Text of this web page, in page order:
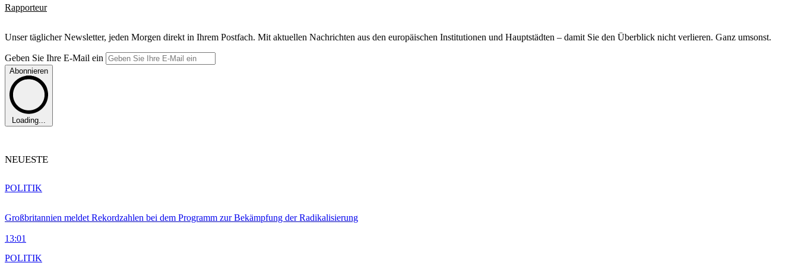
Rapporteur
Unser täglicher Newsletter, jeden Morgen direkt in Ihrem Postfach. Mit aktuellen Nachrichten aus den europäischen Institutionen und Hauptstädten – damit Sie den Überblick nicht verlieren. Ganz umsonst.
Geben Sie Ihre E-Mail ein
Abonnieren
Loading...
NEUESTE
Großbritannien meldet Rekordzahlen bei dem Programm zur Bekämpfung der Radikalisierung
13:01
POLITIK
POLITIK